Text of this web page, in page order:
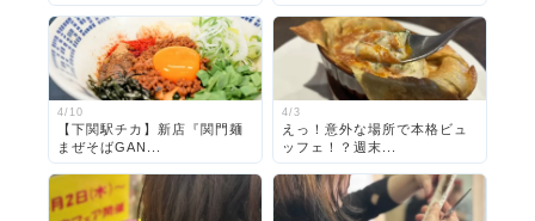
4/10
【下関駅チカ】新店『関門麺
まぜそばGAN...
4/3
えっ！意外な場所で本格ビュ
ッフェ！？週末...